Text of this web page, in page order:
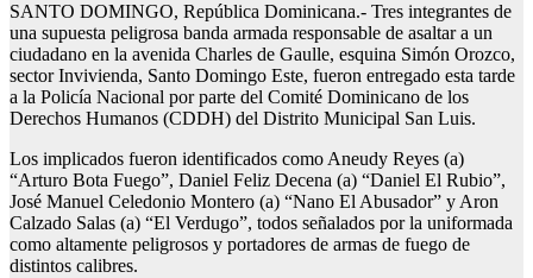
SANTO DOMINGO, República Dominicana.- Tres integrantes de
una supuesta peligrosa banda armada responsable de asaltar a un
ciudadano en la avenida Charles de Gaulle, esquina Simón Orozco,
sector Invivienda, Santo Domingo Este, fueron entregado esta tarde
a la Policía Nacional por parte del Comité Dominicano de los
Derechos Humanos (CDDH) del Distrito Municipal San Luis.
Los implicados fueron identificados como Aneudy Reyes (a)
“Arturo Bota Fuego”, Daniel Feliz Decena (a) “Daniel El Rubio”,
José Manuel Celedonio Montero (a) “Nano El Abusador” y Aron
Calzado Salas (a) “El Verdugo”, todos señalados por la uniformada
como altamente peligrosos y portadores de armas de fuego de
distintos calibres.